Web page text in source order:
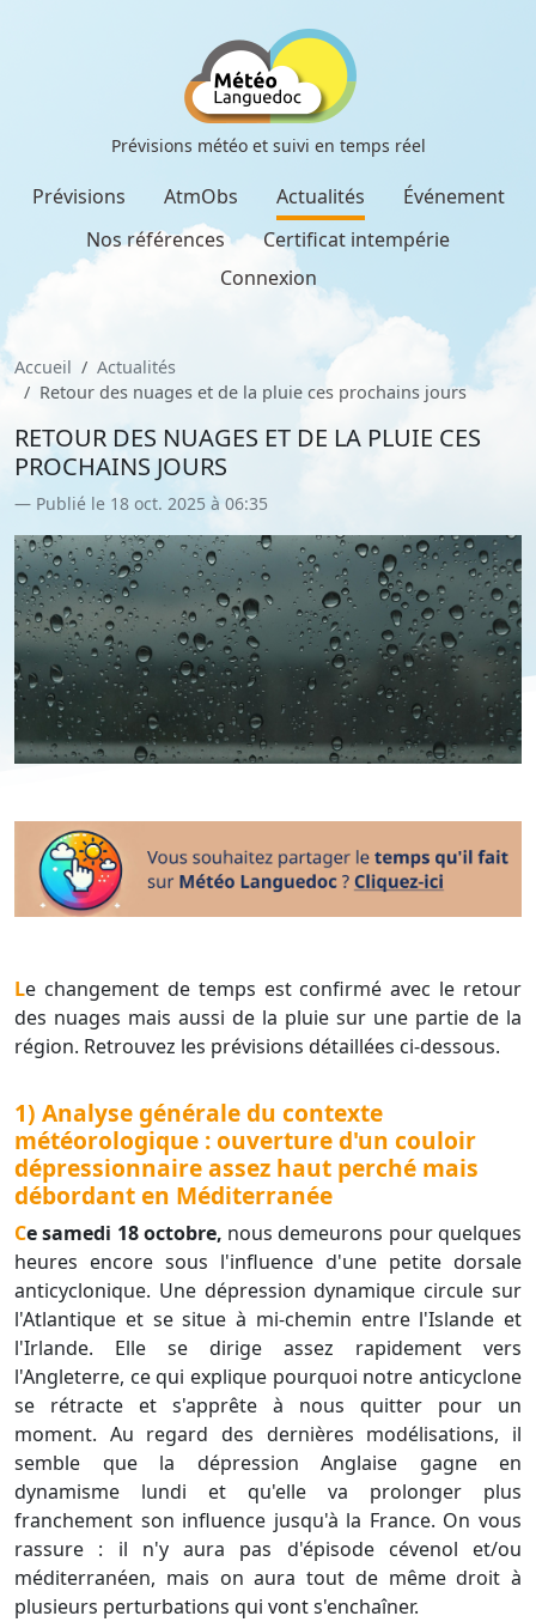
Prévisions météo et suivi en temps réel
Prévisions AtmObs Actualités
Événement
Nos références
Certificat intempérie
Connexion
Accueil
Actualités
Retour des nuages et de la pluie ces prochains jours
RETOUR DES NUAGES ET DE LA PLUIE CES
PROCHAINS JOURS
Publié le 18 oct. 2025 à 06:35
Le changement de temps est confirmé avec le retour
des nuages mais aussi de la pluie sur une partie de la
région. Retrouvez les prévisions détaillées ci-dessous.
1) Analyse générale du contexte
météorologique : ouverture d'un couloir
dépressionnaire assez haut perché mais
débordant en Méditerranée
Ce samedi 18 octobre, nous demeurons pour quelques
heures encore sous l'influence d'une petite dorsale
anticyclonique. Une dépression dynamique circule sur
l'Atlantique et se situe à mi-chemin entre l'Islande et
l'Irlande. Elle se dirige assez rapidement vers
l'Angleterre, ce qui explique pourquoi notre anticyclone
se rétracte et s'apprête à nous quitter pour un
moment. Au regard des dernières modélisations, il
semble que la dépression Anglaise gagne en
dynamisme lundi et qu'elle va prolonger plus
franchement son influence jusqu'à la France. On vous
rassure : il n'y aura pas d'épisode cévenol et/ou
méditerranéen, mais on aura tout de même droit à
plusieurs perturbations qui vont s'enchaîner.